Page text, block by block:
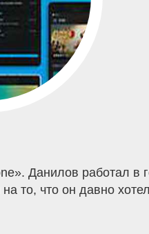
Данилов работал
то, что он давно